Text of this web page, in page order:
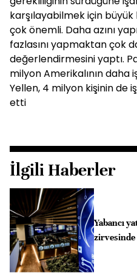
karşılayabilmek için
çok önemli. Daha azını
fazlasını yapmaktan çok
değerlendirmesini yaptı.
milyon Amerikalının daha
Yellen, 4 milyon kişinin de
etti
İlgili Haberler
Yabancı
zirvesinde